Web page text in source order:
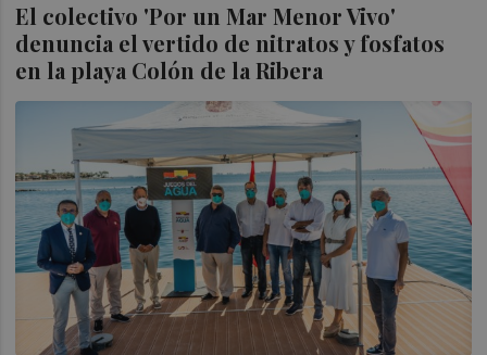
El colectivo 'Por un Mar Menor Vivo'
denuncia el vertido de nitratos y fosfatos
en la playa Colón de la Ribera